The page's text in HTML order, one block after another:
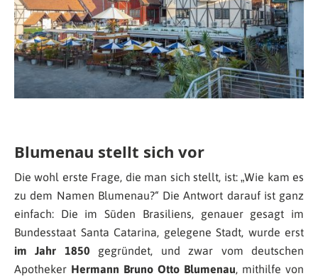
Blumenau stellt sich vor
Die wohl erste Frage, die man sich stellt, ist: „Wie kam es
zu dem Namen Blumenau?“ Die Antwort darauf ist ganz
einfach: Die im Süden Brasiliens, genauer gesagt im
Bundesstaat Santa Catarina, gelegene Stadt, wurde erst
im Jahr 1850 gegründet, und zwar vom deutschen
Apotheker Hermann Bruno Otto Blumenau, mithilfe von